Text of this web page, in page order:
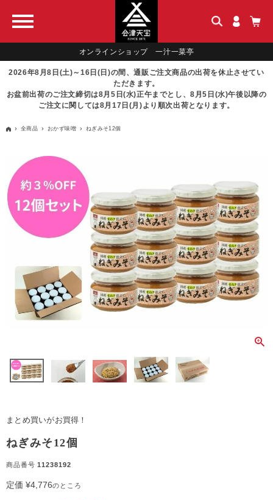
オンラインショップ 一汁一菜亭
2026年8月8日(土)～16日(日)の間、通販ご注文商品の出荷を休止させてい
ただきます。
お盆前出荷のご注文締切は8月5日(水)正午までとし、8月5日(水)午後以降の
ご注文に関しては8月17日(月)より順次出荷となります。
全商品 おかず味噌 ねぎみそ12個
まとめ買いがお買得！
ねぎみそ12個
商品番号 11238192
定価 ¥4,776のところ